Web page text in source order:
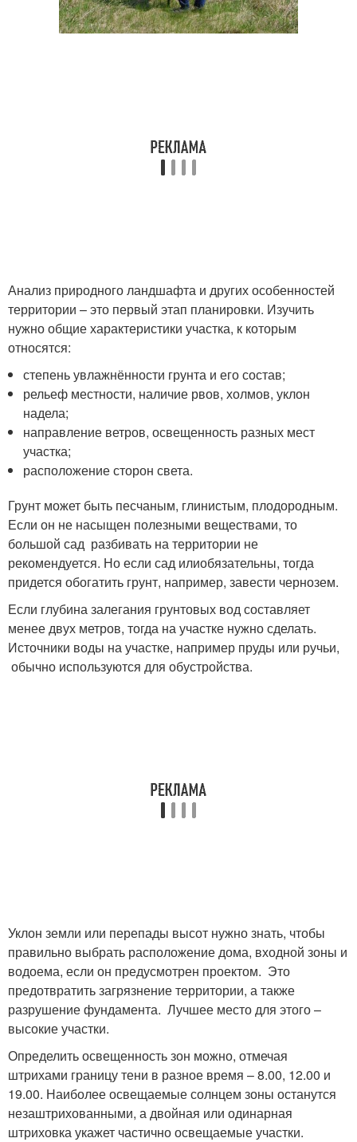
Анализ природного ландшафта и других особенностей
территории – это первый этап планировки. Изучить
нужно общие характеристики участка, к которым
относятся:
степень увлажнённости грунта и его состав;
рельеф местности, наличие рвов, холмов, уклон
надела;
направление ветров, освещенность разных мест
участка;
расположение сторон света.
Грунт может быть песчаным, глинистым, плодородным.
Если он не насыщен полезными веществами, то
большой сад разбивать на территории не
рекомендуется. Но если сад илиобязательны, тогда
придется обогатить грунт, например, завести чернозем.
Если глубина залегания грунтовых вод составляет
менее двух метров, тогда на участке нужно сделать.
Источники воды на участке, например пруды или ручьи,
обычно используются для обустройства.
Уклон земли или перепады высот нужно знать, чтобы
правильно выбрать расположение дома, входной зоны и
водоема, если он предусмотрен проектом. Это
предотвратить загрязнение территории, а также
разрушение фундамента. Лучшее место для этого –
высокие участки.
Определить освещенность зон можно, отмечая
штрихами границу тени в разное время – 8.00, 12.00 и
19.00. Наиболее освещаемые солнцем зоны останутся
незаштрихованными, а двойная или одинарная
штриховка укажет частично освещаемые участки.